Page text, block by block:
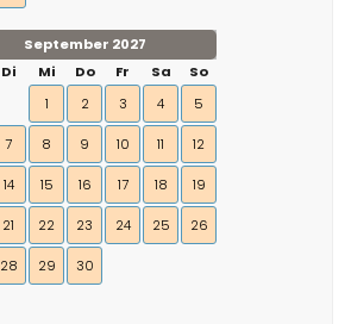
September 2027
Di Mi Do Fr Sa
So
1
2 3 4 5
7 8 9 10 11 12
14 15 16 17 18 19
21 22 23 24 25 26
28 29 30